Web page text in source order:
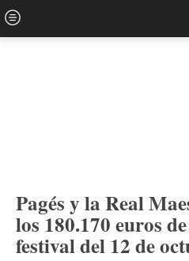
Pagés y la Real
los 180.170 euros
festival del 12 de